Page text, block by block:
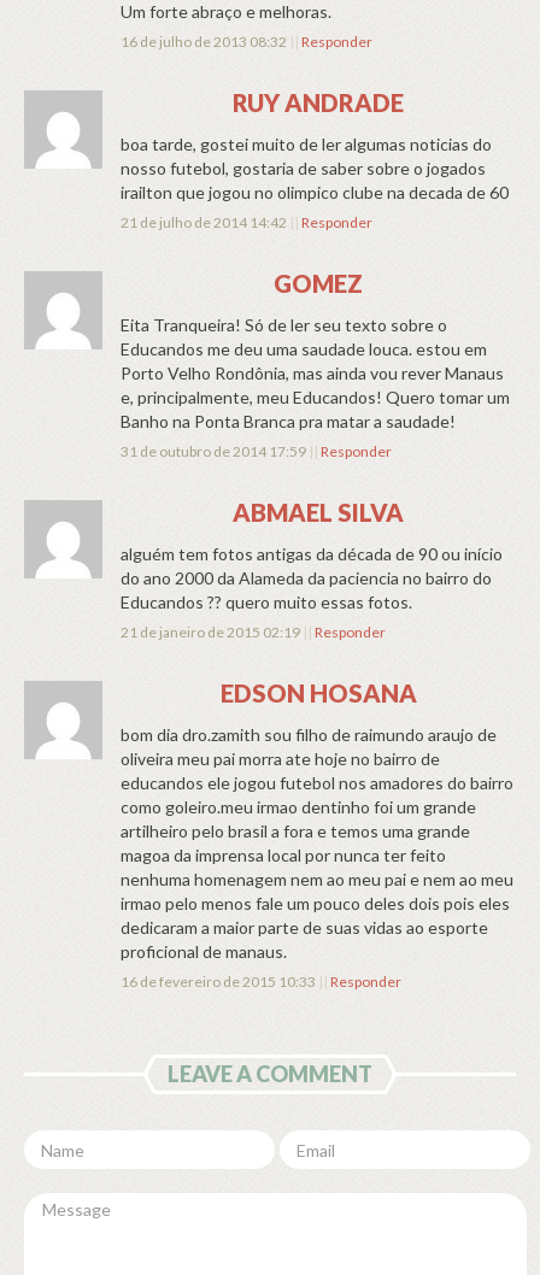
Um forte abraço e melhoras.
16 de julho de 2013 08:32 || Responder
RUY ANDRADE
boa tarde, gostei muito de ler algumas noticias do
nosso futebol, gostaria de saber sobre o jogados
irailton que jogou no olimpico clube na decada de 60
21 de julho de 2014 14:42 || Responder
GOMEZ
Eita Tranqueira! Só de ler seu texto sobre o
Educandos me deu uma saudade louca. estou em
Porto Velho Rondônia, mas ainda vou rever Manaus
e, principalmente, meu Educandos! Quero tomar um
Banho na Ponta Branca pra matar a saudade!
31 de outubro de 2014 17:59 || Responder
ABMAEL SILVA
alguém tem fotos antigas da década de 90 ou início
do ano 2000 da Alameda da paciencia no bairro do
Educandos ?? quero muito essas fotos.
21 de janeiro de 2015 02:19 || Responder
EDSON HOSANA
bom dia dro.zamith sou filho de raimundo araujo de
oliveira meu pai morra ate hoje no bairro de
educandos ele jogou futebol nos amadores do bairro
como goleiro.meu irmao dentinho foi um grande
artilheiro pelo brasil a fora e temos uma grande
magoa da imprensa local por nunca ter feito
nenhuma homenagem nem ao meu pai e nem ao meu
irmao pelo menos fale um pouco deles dois pois eles
dedicaram a maior parte de suas vidas ao esporte
proficional de manaus.
16 de fevereiro de 2015 10:33 || Responder
LEAVE A COMMENT